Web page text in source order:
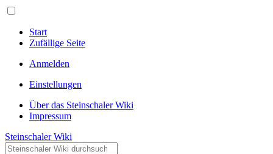
Start
Zufällige Seite
Anmelden
Einstellungen
Über das Steinschaler Wiki
Impressum
Steinschaler Wiki